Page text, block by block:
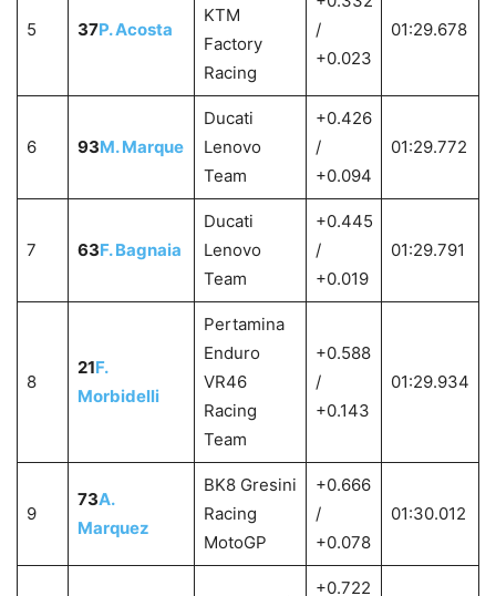
5 37P. Acosta
KTM
Factory
Racing
/
+0.023
01:29.678
6 93M. Marque
Ducati
Lenovo
Team
+0.426
/
+0.094
01:29.772
7 63F. Bagnaia
Ducati
Lenovo
Team
+0.445
/
+0.019
01:29.791
8
21F.
Morbidelli
Pertamina
Enduro
VR46
Racing
Team
+0.588
/
+0.143
01:29.934
9
73A.
Marquez
BK8 Gresini
Racing
MotoGP
+0.666
/
+0.078
01:30.012
+0.722